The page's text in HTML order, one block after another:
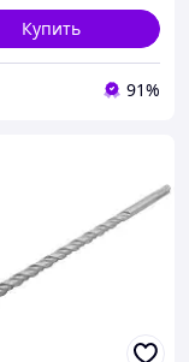
Купить
91%